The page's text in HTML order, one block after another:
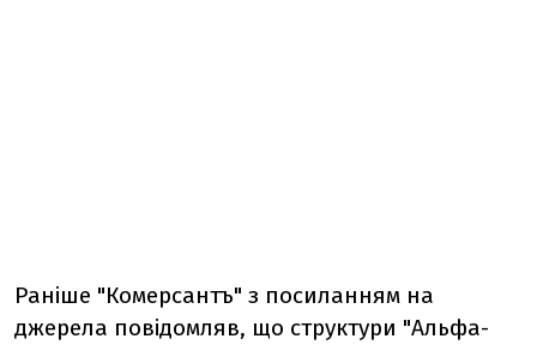
Раніше "Комерсантъ" з посиланням на
джерела повідомляв, що структури "Альфа-